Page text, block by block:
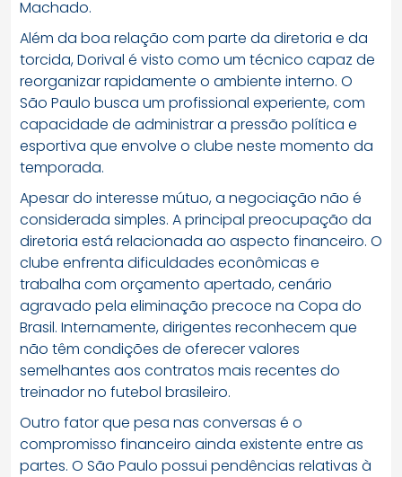
Machado.
Além da boa relação com parte da diretoria e da
torcida, Dorival é visto como um técnico capaz de
reorganizar rapidamente o ambiente interno. O
São Paulo busca um profissional experiente, com
capacidade de administrar a pressão política e
esportiva que envolve o clube neste momento da
temporada.
Apesar do interesse mútuo, a negociação não é
considerada simples. A principal preocupação da
diretoria está relacionada ao aspecto financeiro. O
clube enfrenta dificuldades econômicas e
trabalha com orçamento apertado, cenário
agravado pela eliminação precoce na Copa do
Brasil. Internamente, dirigentes reconhecem que
não têm condições de oferecer valores
semelhantes aos contratos mais recentes do
treinador no futebol brasileiro.
Outro fator que pesa nas conversas é o
compromisso financeiro ainda existente entre as
partes. O São Paulo possui pendências relativas à